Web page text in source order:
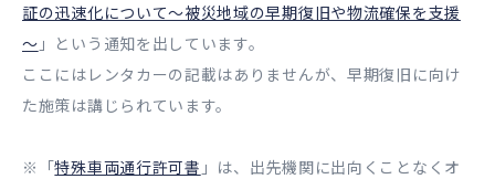
証の迅速化について～被災地域の早期復旧や物流確保を支援
～ 」という通知を出しています。
ここにはレンタカーの記載はありませんが、早期復旧に向け
た施策は講じられています。
※「特殊車両通行許可書 」は、出先機関に出向くことなくオ